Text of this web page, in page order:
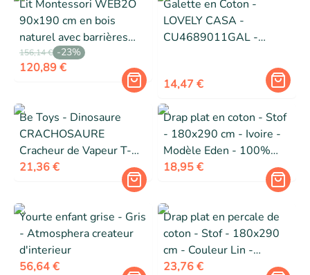
Lit Montessori WEB2O
90x190 cm en bois
naturel avec barrières
marron
156,14 € -23%
120,89 €
Galette en Coton -
LOVELY CASA -
CU4689011GAL -
14,47 €
Be Toys - Dinosaure
CRACHOSAURE
Cracheur de Vapeur T-
Rex
21,36 €
Drap plat en coton - Stof
- 180x290 cm - Ivoire -
Modèle Eden - 100%
coton - Certifié Oeko-Tex
- Doux et confortable
18,95 €
Yourte enfant grise - Gris
- Atmosphera createur
d'interieur
56,64 €
Drap plat en percale de
coton - Stof - 180x290
cm - Couleur Lin -
Modèle Elysée - 100%
23,76 €